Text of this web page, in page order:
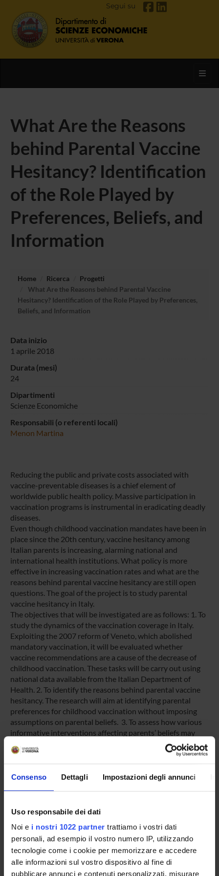
Consenso Dettagli Impostazioni degli annunci
Uso responsabile dei dati
Noi e i nostri 1022 partner trattiamo i vostri dati
personali, ad esempio il vostro numero IP, utilizzando
tecnologie come i cookie per memorizzare e accedere
alle informazioni sul vostro dispositivo al fine di
pubblicare annunci e contenuti personalizzati, misurare
Segui su
What Are the Reasons
behind Parental Vaccine
Hesitancy? Identification
of the Role Played by
Preferences, Beliefs, and
Information
Home Ricerca
Progetti
What Are the Reasons behind Parental Vaccine
Hesitancy? Identification of the Role Played by Preferences,
Beliefs, and Information
Data inizio
1 aprile 2018
Durata (mesi)
24
Dipartimenti
Scienze Economiche
Responsabili (o referenti locali)
Menon Martina
Reducing the public and private costs associated with
vaccine-preventable diseases is a chief element of
worldwide public health policy. Massive participation in
vaccination programs is instrumental in eradicating deadly
diseases.
Even though childhood vaccination mandates have been in
place since the 20th century, vaccine hesitancy among
Italian parents is increasing, alarming national and
international health institutions. What policy is more
effective in increasing vaccination rates and what are the
reasons behind parental vaccine hesitancy are still open
questions. The goal of the project is to study parental
vaccine hesitancy in Italy.
The objectives that will be investigated are as follows: 1. To
study the dynamics of the vaccination coverage in Italy.
Exploiting the 2007 reform of Veneto, which abolished
mandatory vaccination, it will be evaluated whether
vaccine recommendations are a cause of the decrease of
childhood vaccination. These tasks will be carry out using
national data available from the Italian Department of
Health. 2. To identify the reasons behind parental vaccine
hesitancy. The research will aim at identifying parental
preferences for childhood vaccination without imposing
assumptions on parental beliefs. 3. To assess how various
informative interventions affecting parents’ beliefs may
PARTECIPANTI AL PROGETTO
Veronica Polin
Professore associato
Marcella Veronesi